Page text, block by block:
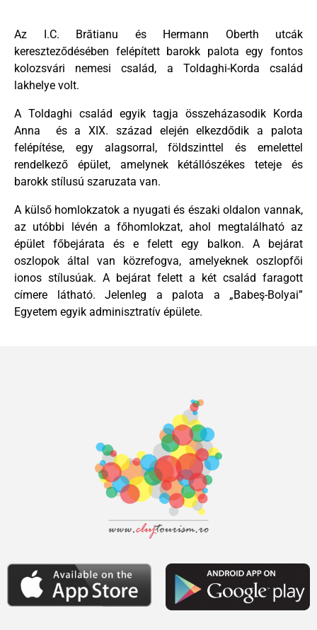
Az I.C. Brătianu és Hermann Oberth utcák
kereszteződésében felépített barokk palota egy fontos
kolozsvári nemesi család, a Toldaghi-Korda család
lakhelye volt.
A Toldaghi család egyik tagja összeházasodik Korda
Anna és a XIX. század elején elkezdődik a palota
felépítése, egy alagsorral, földszinttel és emelettel
rendelkező épület, amelynek kétállószékes teteje és
barokk stílusú szaruzata van.
A külső homlokzatok a nyugati és északi oldalon vannak,
az utóbbi lévén a főhomlokzat, ahol megtalálható az
épület főbejárata és e felett egy balkon. A bejárat
oszlopok által van közrefogva, amelyeknek oszlopfői
ionos stílusúak. A bejárat felett a két család faragott
címere látható. Jelenleg a palota a „Babeş-Bolyai”
Egyetem egyik adminisztratív épülete.